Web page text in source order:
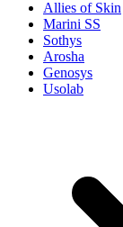
Allies of Skin
Marini SS
Sothys
Arosha
Genosys
Usolab